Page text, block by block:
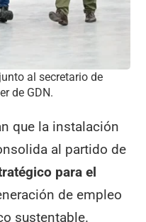
al secretario de
de GDN.
que la instalación
al partido de
para el
de empleo
sustentable.